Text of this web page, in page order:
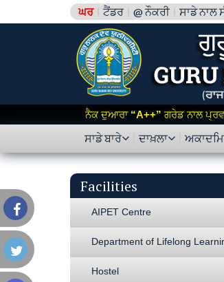
ਘਰ ਟੈਂਡਰ @ ਨੌਕਰੀ ਸਾਡੇ ਨਾਲ
ਨੈਕ ਦੁਆਰਾ “A++” ਗਰੇਡ ਨਾਲ
ਸਾਡੇ ਬਾਰੇ ਦਾਖ਼ਲਾ
Facilities
AIPET Centre
Department of Lifelong
Hostel